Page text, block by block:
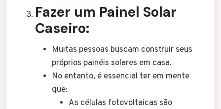
Fazer um Painel Solar
Caseiro:
Muitas pessoas buscam construir seus
próprios painéis solares em casa.
No entanto, é essencial ter em mente
que:
As células fotovoltaicas são